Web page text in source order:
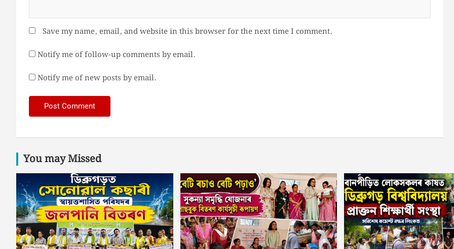
Save my name, email, and website in this browser for the next time I comment.
Notify me of follow-up comments by email.
Notify me of new posts by email.
You may Missed